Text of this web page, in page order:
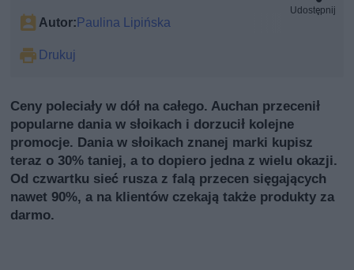
Autor: Paulina Lipińska
Drukuj
Udostępnij
Ceny poleciały w dół na całego. Auchan przecenił
popularne dania w słoikach i dorzucił kolejne
promocje. Dania w słoikach znanej marki kupisz
teraz o 30% taniej, a to dopiero jedna z wielu okazji.
Od czwartku sieć rusza z falą przecen sięgających
nawet 90%, a na klientów czekają także produkty za
darmo.